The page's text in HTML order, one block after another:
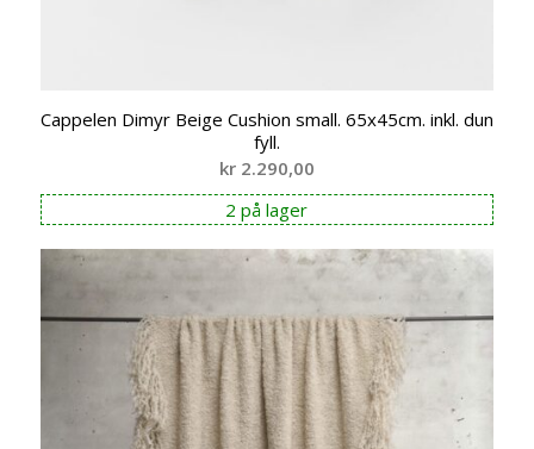
Cappelen Dimyr Beige Cushion small. 65x45cm. inkl. dun
fyll.
kr2.290,00
2 på lager